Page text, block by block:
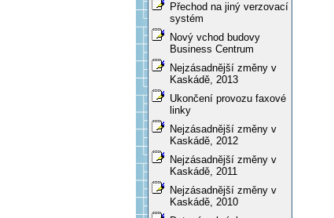
Přechod na jiný verzovací
systém
Nový vchod budovy
Business Centrum
Nejzásadnější změny v
Kaskádě, 2013
Ukončení provozu faxové
linky
Nejzásadnější změny v
Kaskádě, 2012
Nejzásadnější změny v
Kaskádě, 2011
Nejzásadnější změny v
Kaskádě, 2010